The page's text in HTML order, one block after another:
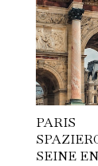
PARIS
SEINE